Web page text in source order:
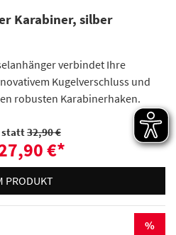
Karabiner, silber
verbindet Ihre
Kugelverschluss und
robusten Karabinerhaken.
statt32,90 €
€*
PRODUKT
%